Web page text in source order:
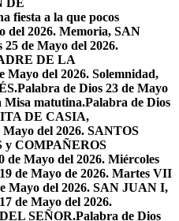
DE
fiesta a la que pocos
del 2026. Memoria, SAN
25 de Mayo del 2026.
DE LA
Mayo del 2026. Solemnidad,
Palabra de Dios 23 de Mayo
Misa matutina.Palabra de Dios
DE CASIA,
del 2026. SANTOS
COMPAÑEROS
de Mayo del 2026. Miércoles
de Mayo de 2026. Martes VII
Mayo del 2026. SAN JUAN I,
de Mayo del 2026.
SEÑOR.Palabra de Dios